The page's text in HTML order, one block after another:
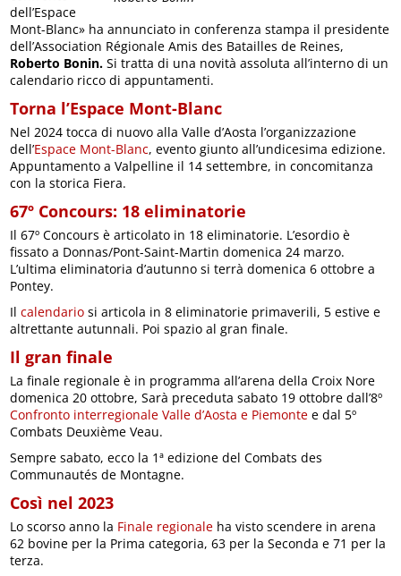
dell’Espace
Mont-Blanc» ha annunciato in conferenza stampa il presidente
dell’Association Régionale Amis des Batailles de Reines,
Roberto Bonin.Si tratta di una novità assoluta all’interno di un
calendario ricco di appuntamenti.
Torna l’Espace Mont-Blanc
Nel 2024 tocca di nuovo alla Valle d’Aosta l’organizzazione
dell’Espace Mont-Blanc, evento giunto all’undicesima edizione.
Appuntamento a Valpelline il 14 settembre, in concomitanza
con la storica Fiera.
67º Concours: 18 eliminatorie
Il 67º Concours è articolato in 18 eliminatorie. L’esordio è
fissato a Donnas/Pont-Saint-Martin domenica 24 marzo.
L’ultima eliminatoria d’autunno si terrà domenica 6 ottobre a
Pontey.
Ilcalendario si articola in 8 eliminatorie primaverili, 5 estive e
altrettante autunnali. Poi spazio al gran finale.
Il gran finale
La finale regionale è in programma all’arena della Croix Nore
domenica 20 ottobre, Sarà preceduta sabato 19 ottobre dall’8º
Confronto interregionale Valle d’Aosta e Piemonte e dal 5º
Combats Deuxième Veau.
Sempre sabato, ecco la 1ª edizione del Combats des
Communautés de Montagne.
Così nel 2023
Lo scorso anno la Finale regionale ha visto scendere in arena
62 bovine per la Prima categoria, 63 per la Seconda e 71 per la
terza.